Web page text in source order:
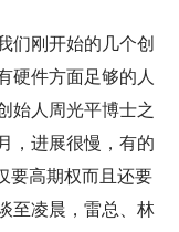
们刚开始的几个创
硬件方面足够的人
始人周光平博士之
，进展很慢，有的
要高期权而且还要
至凌晨，雷总、林